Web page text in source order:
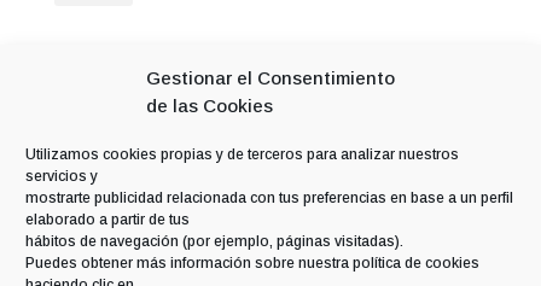
Gestionar el Consentimiento
de las Cookies
Utilizamos cookies propias y de terceros para analizar nuestros
servicios y
mostrarte publicidad relacionada con tus preferencias en base a un perfil
elaborado a partir de tus
hábitos de navegación (por ejemplo, páginas visitadas).
Puedes obtener más información sobre nuestra política de cookies
Día Internacional de la Música
Día de la Infancia
Salvando a Llanetes